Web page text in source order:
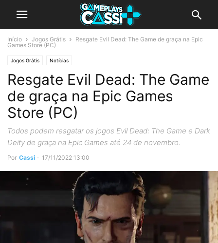
Início Jogos Grátis
Resgate Evil Dead: The Game de graça na Epic
Games Store (PC)
Jogos Grátis Notícias
Resgate Evil Dead: The Game
de graça na Epic Games
Store (PC)
Todos podem resgatar os jogos Evil Dead: The Game e Dark
Deity de graça na Epic Games até 24 de novembro.
Por Cassi - 17/11/2022 13:00